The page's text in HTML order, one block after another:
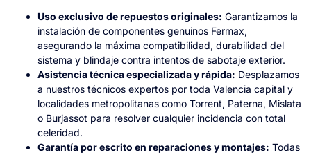
Uso exclusivo de repuestos originales: Garantizamos la
instalación de componentes genuinos Fermax,
asegurando la máxima compatibilidad, durabilidad del
sistema y blindaje contra intentos de sabotaje exterior.
Asistencia técnica especializada y rápida: Desplazamos
a nuestros técnicos expertos por toda Valencia capital y
localidades metropolitanas como Torrent, Paterna, Mislata
o Burjassot para resolver cualquier incidencia con total
celeridad.
Garantía por escrito en reparaciones y montajes: Todas